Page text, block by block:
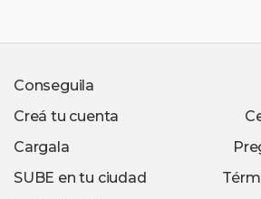
Conseguila
Creá tu cuenta
Cargala
SUBE en tu ciudad